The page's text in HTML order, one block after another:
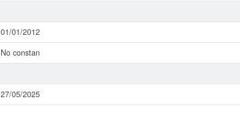
01/01/2012
No constan
27/05/2025